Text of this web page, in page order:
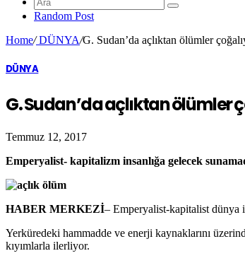
Random Post
Home/DÜNYA/G. Sudan’da açlıktan ölümler
DÜNYA
G. Sudan’da açlıktan ölümler
Temmuz 12, 2017
Emperyalist- kapitalizm insanlığa gelecek
HABER MERKEZİ– Emperyalist-kapitalist dünya
Yerküredeki hammadde ve enerji kaynaklarını
kıyımlarla ilerliyor.